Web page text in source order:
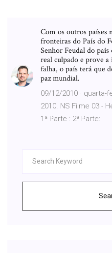
Com os outros países
fronteiras do País do
Senhor Feudal do
real culpado e prove a
falha, o país terá que
paz mundial.
09/12/2010 · quarta-
2010. NS Filme 03 -
1ª Parte : 2ª Parte: